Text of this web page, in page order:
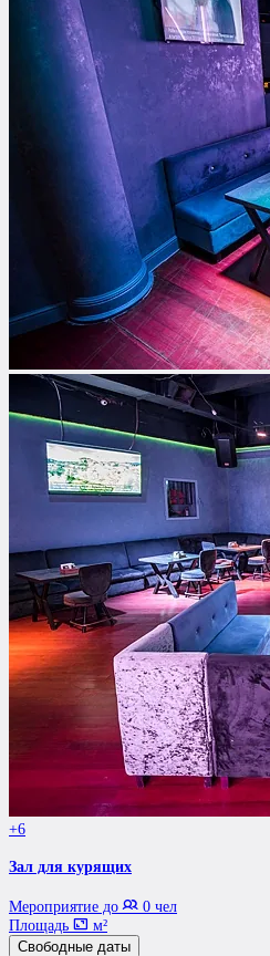
+6
Зал для курящих
Мероприятие до
0 чел
Площадь
м²
Свободные даты